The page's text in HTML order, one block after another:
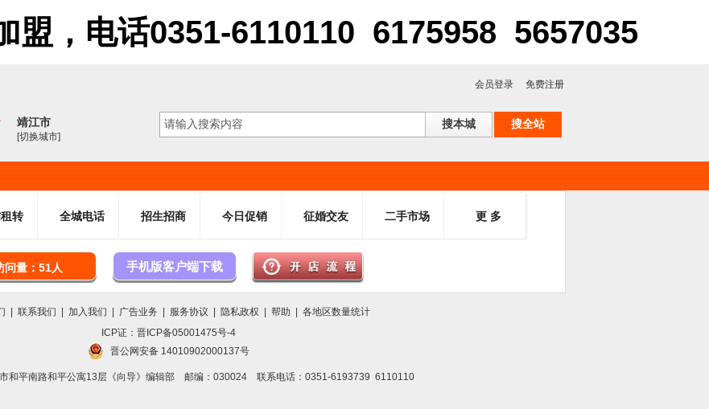
盟，电话0351-6110110 6175958 5657035
会员登录 免费注册
靖江市
[切换城市]
转 全城电话 招生招商 今日促销 征婚交友 二手市场 更 多
问量：51人 手机版客户端下载
| 联系我们 | 加入我们 | 广告业务 | 服务协议 | 隐私政权 | 帮助 | 各地区数量统计
ICP证：晋ICP备05001475号-4
晋公网安备 14010902000137号
和平南路和平公寓13层《向导》编辑部 邮编：030024 联系电话：0351-6193739 6110110